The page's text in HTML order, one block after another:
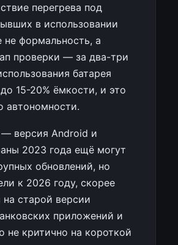
перегрева под
в использовании
формальность, а
проверки — за два-три
батарея
15-20% ёмкости, и это
автономности.
версия Android и
2023 года ещё могут
обновлений, но
к 2026 году, скорее
на старой версии
приложений и
не критично на короткой